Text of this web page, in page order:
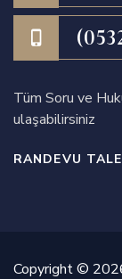
Tüm Soru ve
ulaşabilirsiniz
RANDEVU
Copyright ©